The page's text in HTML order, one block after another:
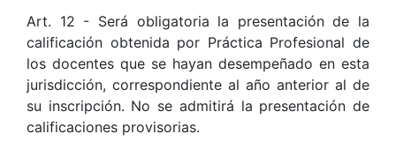
Art. 12 - Será obligatoria la presentación de la
calificación obtenida por Práctica Profesional de
los docentes que se hayan desempeñado en esta
jurisdicción, correspondiente al año anterior al de
su inscripción. No se admitirá la presentación de
calificaciones provisorias.